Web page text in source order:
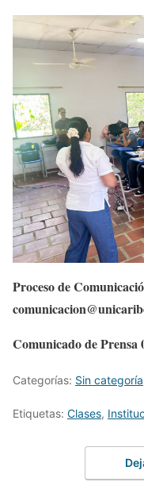
Proceso de
Comunicado de Prensa
Categorías: Sin categoría
Etiquetas: Clases,